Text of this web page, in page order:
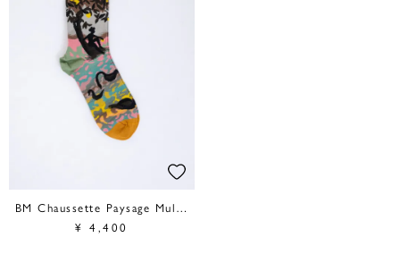
BM Chaussette Paysage Multico
¥
4,400